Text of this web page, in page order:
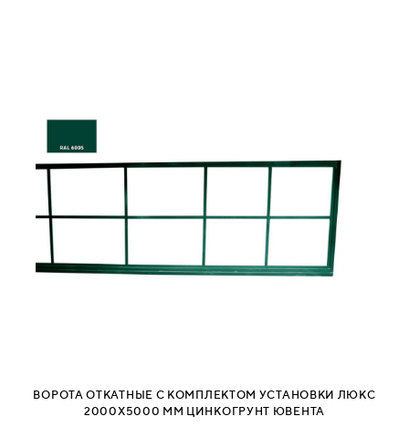
ВОРОТА ОТКАТНЫЕ С КОМПЛЕКТОМ УСТАНОВКИ ЛЮКС
2000Х5000 ММ ЦИНКОГРУНТ ЮВЕНТА